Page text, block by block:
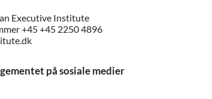
Executive Institute
+45 +45 2250 4896
på sosiale medier
ikon